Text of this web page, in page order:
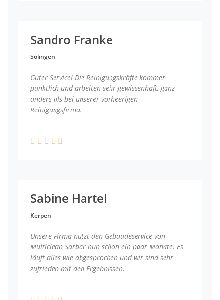
Sandro Franke
Solingen
Guter Service! Die Reinigungskräfte kommen
pünktlich und arbeiten sehr gewissenhaft, ganz
anders als bei unserer vorheerigen
Reinigungsfirma.
Sabine Hartel
Kerpen
Unsere Firma nutzt den Gebäudeservice von
Multiclean Sarbar nun schon ein paar Monate. Es
läuft alles wie abgesprochen und wir sind sehr
zufrieden mit den Ergebnissen.